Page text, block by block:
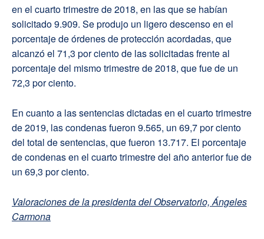
en el cuarto trimestre de 2018, en las que se habían
solicitado 9.909. Se produjo un ligero descenso en el
porcentaje de órdenes de protección acordadas, que
alcanzó el 71,3 por ciento de las solicitadas frente al
porcentaje del mismo trimestre de 2018, que fue de un
72,3 por ciento.
En cuanto a las sentencias dictadas en el cuarto trimestre
de 2019, las condenas fueron 9.565, un 69,7 por ciento
del total de sentencias, que fueron 13.717. El porcentaje
de condenas en el cuarto trimestre del año anterior fue de
un 69,3 por ciento.
Valoraciones de la presidenta del Observatorio, Ángeles
Carmona